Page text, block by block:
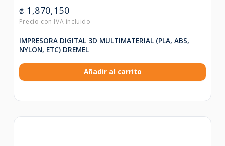
₡ 1,870,150
IMPRESORA DIGITAL 3D MULTIMATERIAL (PLA, ABS,
NYLON, ETC) DREMEL
Añadir al carrito